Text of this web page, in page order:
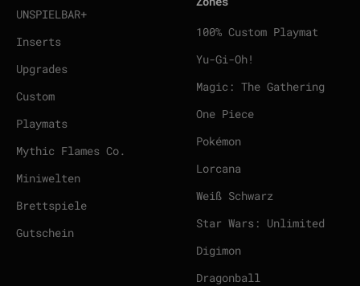
UNSPIELBAR+
Inserts
Upgrades
Custom
Playmats
Mythic Flames Co.
Miniwelten
Brettspiele
Gutschein
100% Custom Playmat
Yu-Gi-Oh!
Magic: The Gathering
One Piece
Pokémon
Lorcana
Weiß Schwarz
Star Wars: Unlimited
Digimon
Dragonball